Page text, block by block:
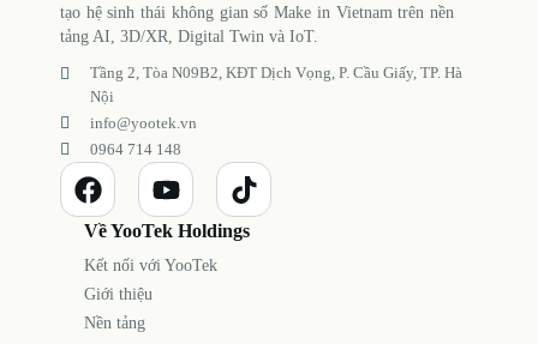
tạo hệ sinh thái không gian số Make in Vietnam trên nền
tảng AI, 3D/XR, Digital Twin và IoT.
Tầng 2, Tòa N09B2, KĐT Dịch Vọng, P. Cầu Giấy, TP. Hà
Nội
info@yootek.vn
0964 714 148
Về YooTek Holdings
Kết nối với YooTek
Giới thiệu
Nền tảng